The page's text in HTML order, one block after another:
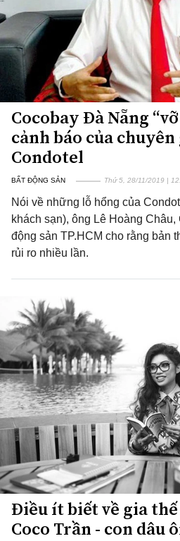
Cocobay Đà Nẵng
cảnh báo của
Condotel
BẤT ĐỘNG SẢN Thứ 5, 28/11/2019 |
Nói về những lỗ hổng của
khách sạn), ông Lê Hoàng
động sản TP.HCM cho rằng bản
rủi ro nhiều lần.
Điều ít biết về gia
Coco Trần - con dâu